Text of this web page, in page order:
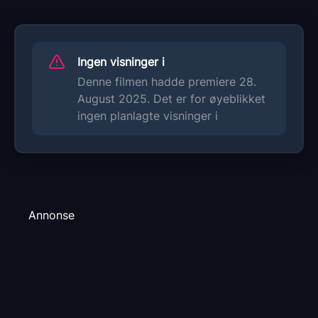
Men det koster mange penger å bygge en
Som ved et lykketreff befinner den
søkkrike oljesjeiken Ben-Redic Fy Fazan
seg i Flåklypa akkurat da, og den
initiativrike og optimistiske Solan forstår at
sjeikens oljepenger kan finansiere Reodors
Solan klarer å lokke sjeiken opp til
Ingen visninger i
Denne filmen hadde premiere 28.
August 2025. Det er for øyeblikket
ingen planlagte visninger i
Annonse